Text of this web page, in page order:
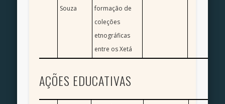
Souza
formação de
coleções
etnográficas
entre os Xetá
AÇÕES EDUCATIVAS